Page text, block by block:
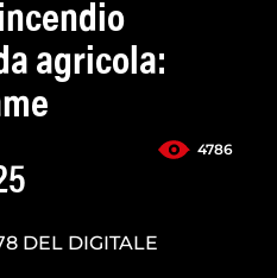
agricola:
4786
DEL DIGITALE